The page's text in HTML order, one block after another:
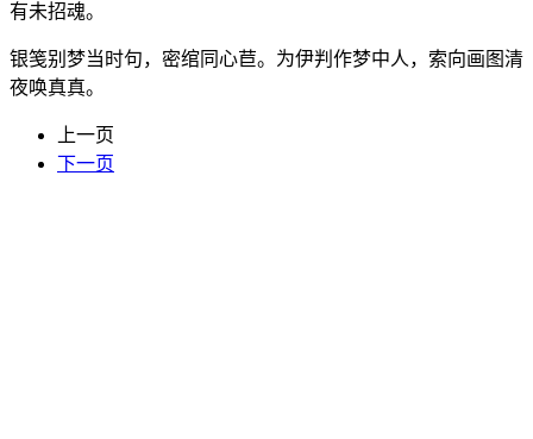
有未招魂。
银笺别梦当时句，密绾同心苣。为伊判作梦中人，索向画图清
夜唤真真。
上一页
下一页